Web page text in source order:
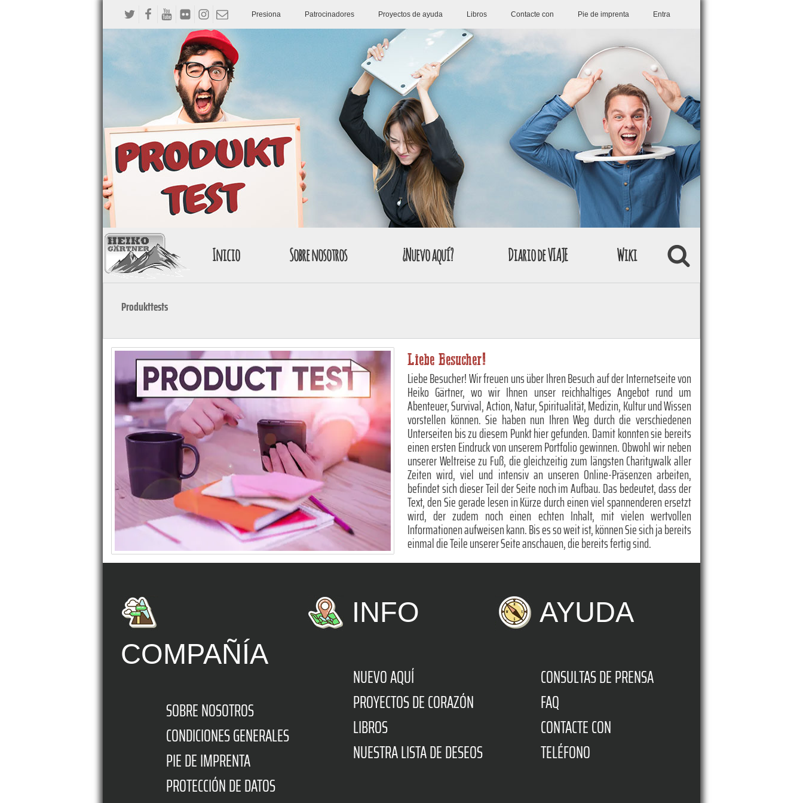
Presiona Patrocinadores Proyectos de ayuda Libros Contacte con Pie de imprenta Entra
Inicio Sobre nosotros ¿Nuevo aquí? Diario de VIAJE Wiki
Produkttests
Liebe Besucher!
Liebe Besucher! Wir freuen uns über Ihren Besuch auf der Internetseite von
Heiko Gärtner, wo wir Ihnen unser reichhaltiges Angebot rund um
Abenteuer, Survival, Action, Natur, Spiritualität, Medizin, Kultur und Wissen
vorstellen können. Sie haben nun Ihren Weg durch die verschiedenen
Unterseiten bis zu diesem Punkt hier gefunden. Damit konnten sie bereits
einen ersten Eindruck von unserem Portfolio gewinnen. Obwohl wir neben
unserer Weltreise zu Fuß, die gleichzeitig zum längsten Charitywalk aller
Zeiten wird, viel und intensiv an unseren Online-Präsenzen arbeiten,
befindet sich dieser Teil der Seite noch im Aufbau. Das bedeutet, dass der
Text, den Sie gerade lesen in Kürze durch einen viel spannenderen ersetzt
wird, der zudem noch einen echten Inhalt, mit vielen wertvollen
Informationen aufweisen kann. Bis es so weit ist, können Sie sich ja bereits
einmal die Teile unserer Seite anschauen, die bereits fertig sind.
COMPAÑÍA
SOBRE NOSOTROS
CONDICIONES GENERALES
PIE DE IMPRENTA
PROTECCIÓN DE DATOS
INFO
NUEVO AQUÍ
PROYECTOS DE CORAZÓN
LIBROS
NUESTRA LISTA DE DESEOS
AYUDA
CONSULTAS DE PRENSA
FAQ
CONTACTE CON
TELÉFONO